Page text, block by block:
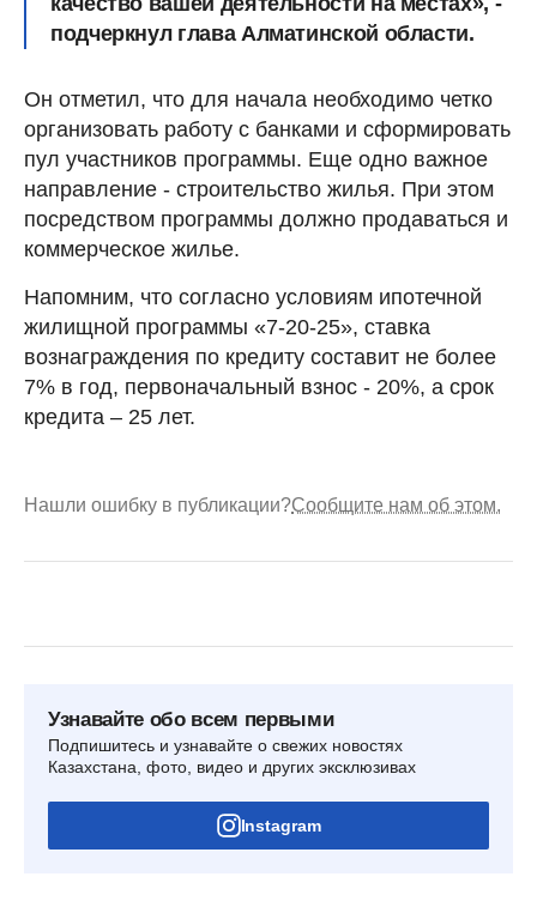
подчеркнул глава Алматинской области.
Он отметил, что для начала необходимо четко
организовать работу с банками и сформировать
пул участников программы. Еще одно важное
направление - строительство жилья. При этом
посредством программы должно продаваться и
коммерческое жилье.
Напомним, что согласно условиям ипотечной
жилищной программы «7-20-25», ставка
вознаграждения по кредиту составит не более
7% в год, первоначальный взнос - 20%, а срок
кредита – 25 лет.
Нашли ошибку в публикации?Сообщите нам об этом.
Узнавайте обо всем первыми
Подпишитесь и узнавайте о свежих новостях
Казахстана, фото, видео и других эксклюзивах
Instagram